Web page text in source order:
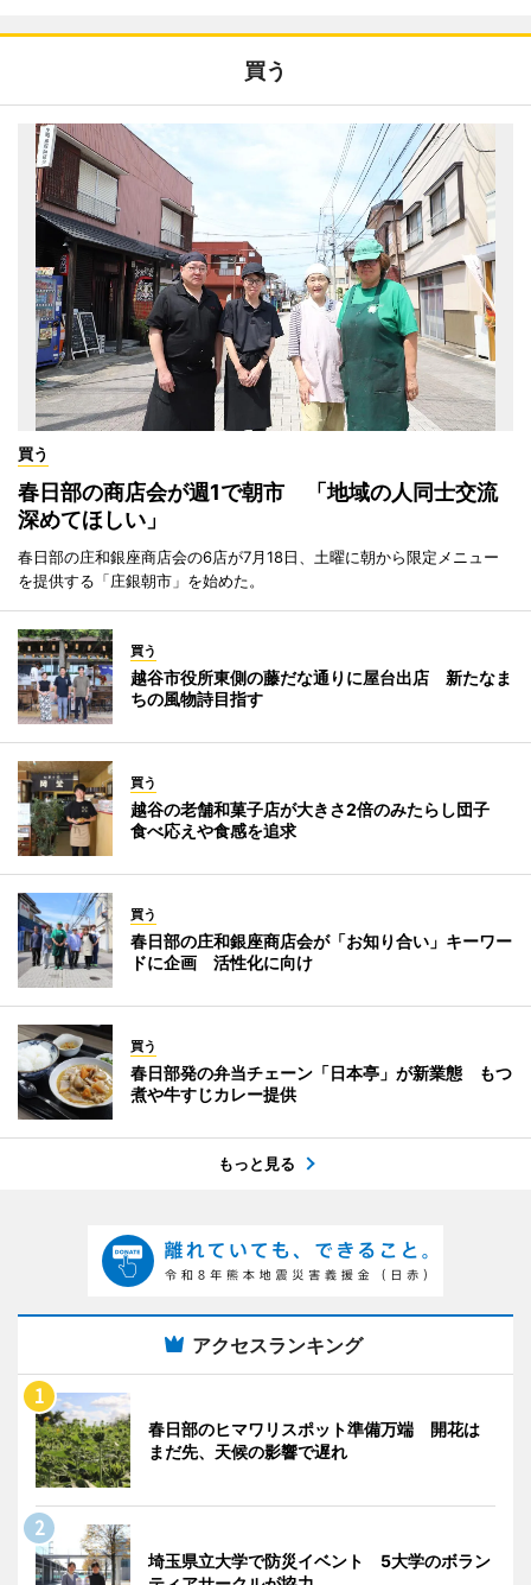
買う
買う
春日部の商店会が週1で朝市 「地域の人同士交流
深めてほしい」
春日部の庄和銀座商店会の6店が7月18日、土曜に朝から限定メニュー
を提供する「庄銀朝市」を始めた。
買う
越谷市役所東側の藤だな通りに屋台出店 新たなま
ちの風物詩目指す
買う
越谷の老舗和菓子店が大きさ2倍のみたらし団子
食べ応えや食感を追求
買う
春日部の庄和銀座商店会が「お知り合い」キーワー
ドに企画 活性化に向け
買う
春日部発の弁当チェーン「日本亭」が新業態 もつ
煮や牛すじカレー提供
もっと見る
アクセスランキング
春日部のヒマワリスポット準備万端 開花は
まだ先、天候の影響で遅れ
埼玉県立大学で防災イベント 5大学のボラン